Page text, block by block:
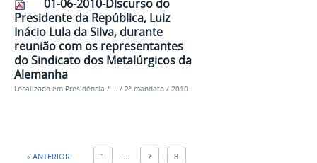
01-06-2010-Discurso do
Presidente da República, Luiz
Inácio Lula da Silva, durante
reunião com os representantes
do Sindicato dos Metalúrgicos da
Alemanha
Localizado em Presidência / … / 2º mandato / 2010
« ANTERIOR 1 ... 7 8